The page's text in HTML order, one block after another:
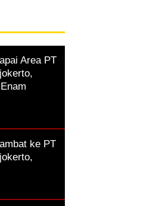
Area PT
ke PT